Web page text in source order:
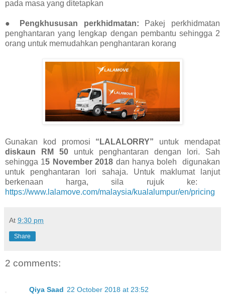
pada masa yang ditetapkan
● Pengkhususan perkhidmatan: Pakej perkhidmatan
penghantaran yang lengkap dengan pembantu sehingga 2
orang untuk memudahkan penghantaran korang
Gunakan kod promosi “LALALORRY” untuk mendapat
diskaun RM 50 untuk penghantaran dengan lori. Sah
sehingga 15 November 2018 dan hanya boleh digunakan
untuk penghantaran lori sahaja. Untuk maklumat lanjut
berkenaan harga, sila rujuk ke: ​
https://www.lalamove.com/malaysia/kualalumpur/en/pricing
At 9:30 pm
Share
2 comments:
Qiya Saad 22 October 2018 at 23:52